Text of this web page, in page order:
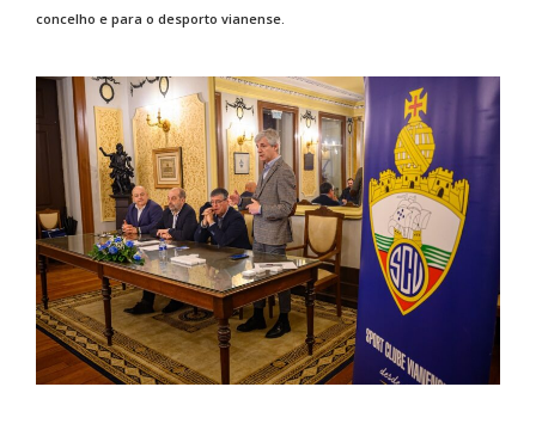
concelho e para o desporto vianense.